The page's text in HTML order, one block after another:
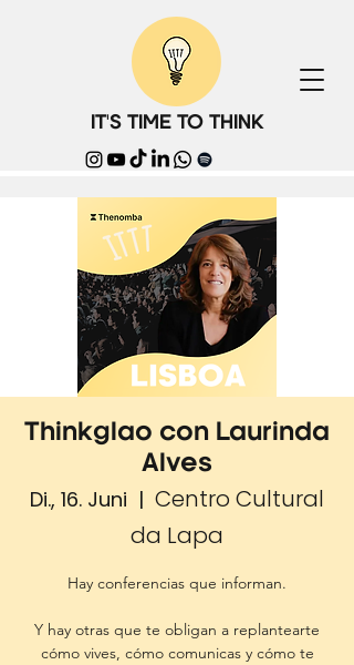
IT'S TIME TO THINK
Thinkglao con Laurinda
Alves
Di., 16. Juni
  |
Centro Cultural
da Lapa
Hay conferencias que informan.
Y hay otras que te obligan a replantearte
cómo vives, cómo comunicas y cómo te